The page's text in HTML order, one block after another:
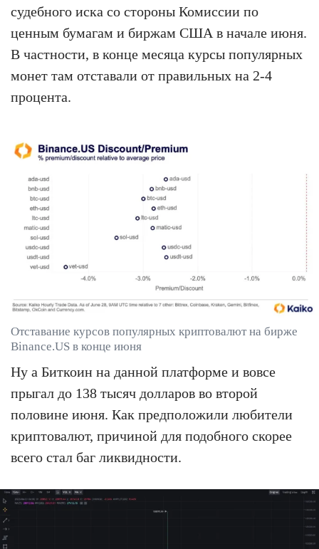
судебного иска со стороны Комиссии по
ценным бумагам и биржам США в начале июня.
В частности, в конце месяца курсы популярных
монет там отставали от правильных на 2-4
процента.
Отставание курсов популярных криптовалют на бирже
Binance.US в конце июня
Ну а Биткоин на данной платформе и вовсе
прыгал до 138 тысяч долларов во второй
половине июня. Как предположили любители
криптовалют, причиной для подобного скорее
всего стал баг ликвидности.